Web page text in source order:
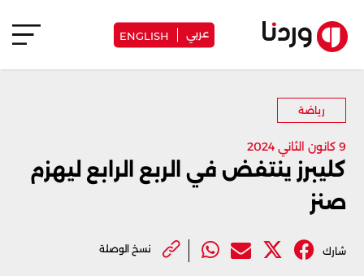
عربي ENGLISH
رياضة
9 كانون الثاني 2024
كليبرز ينتفض في الربع الرابع ليهزم
صنز
شارك نسخ الوصلة